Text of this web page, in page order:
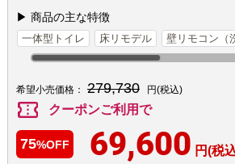
▶ 商品の主な特徴
一体型トイレ 床リモデル 壁リモコン（
希望小売価格： 279,730 円(税込)
confirmation_number クーポンご利用で
75%OFF 69,600 円(税